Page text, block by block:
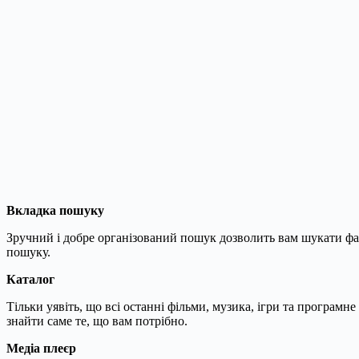
Вкладка пошуку
Зручний і добре організований пошук дозволить вам шукати
пошуку.
Каталог
Тільки уявіть, що всі останні фільми, музика, ігри та
знайти саме те, що вам потрібно.
Медіа плеєр